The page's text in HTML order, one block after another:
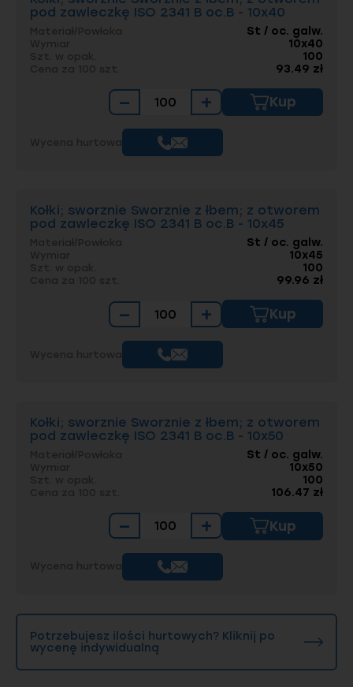
pod zawleczkę ISO 2341 B oc.B - 10x40
St / oc. galw.
10x40
100
93.49 zł
− + Kup
Kołki; sworznie Sworznie z łbem; z otworem
pod zawleczkę ISO 2341 B oc.B - 10x45
St / oc. galw.
10x45
100
99.96 zł
− + Kup
Kołki; sworznie Sworznie z łbem; z otworem
pod zawleczkę ISO 2341 B oc.B - 10x50
St / oc. galw.
10x50
100
106.47 zł
− + Kup
Potrzebujesz ilości hurtowych? Kliknij po
wycenę indywidualną